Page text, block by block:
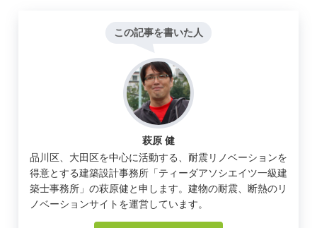
この記事を書いた人
萩原 健
品川区、大田区を中心に活動する、耐震リノベーションを
得意とする建築設計事務所「ティーダアソシエイツ一級建
築士事務所」の萩原健と申します。建物の耐震、断熱のリ
ノベーションサイトを運営しています。